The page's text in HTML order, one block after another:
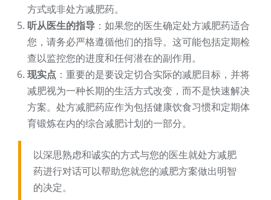
方式或非处方减肥药。
听从医生的指导 ：如果您的医生确定处方减肥药适合
您，请务必严格遵循他们的指导。这可能包括定期检
查以监控您的进度和任何潜在的副作用。
现实点 ：重要的是要设定切合实际的减肥目标，并将
减肥视为一种长期的生活方式改变，而不是快速解决
方案。处方减肥药应作为包括健康饮食习惯和定期体
育锻炼在内的综合减肥计划的一部分。
以深思熟虑和诚实的方式与您的医生就处方减肥
药进行对话可以帮助您就您的减肥方案做出明智
的决定。